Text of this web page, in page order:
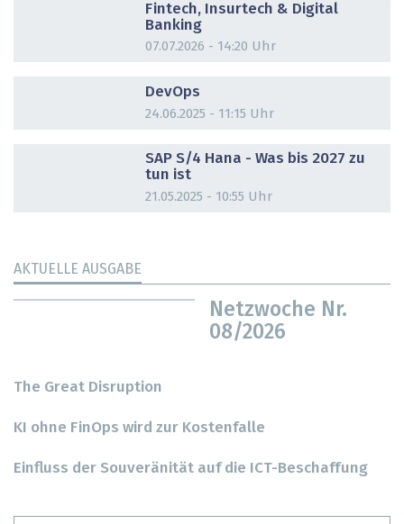
Fintech, Insurtech & Digital
Banking
07.07.2026 - 14:20 Uhr
DevOps
24.06.2025 - 11:15 Uhr
SAP S/4 Hana - Was bis 2027 zu
tun ist
21.05.2025 - 10:55 Uhr
AKTUELLE AUSGABE
Netzwoche Nr.
08/2026
The Great Disruption
KI ohne FinOps wird zur Kostenfalle
Einfluss der Souveränität auf die ICT-Beschaffung